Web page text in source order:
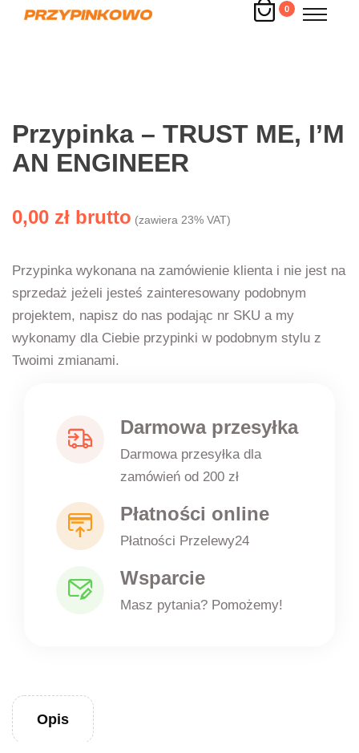
0
Przypinka – TRUST ME, I’M
AN ENGINEER
0,00 zł (zawiera 23% VAT)
Przypinka wykonana na zamówienie klienta i nie jest na
sprzedaż jeżeli jesteś zainteresowany podobnym
projektem, napisz do nas podając nr SKU a my
wykonamy dla Ciebie przypinki w podobnym stylu z
Twoimi zmianami.
Darmowa przesyłka
Darmowa przesyłka dla
zamówień od 200 zł
Płatności online
Płatności Przelewy24
Wsparcie
Masz pytania? Pomożemy!
Opis